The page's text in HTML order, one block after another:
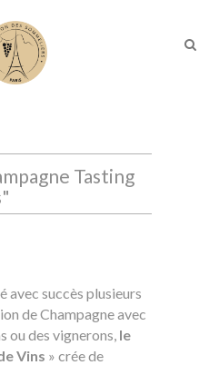
Tasting
avec succès plusieurs
de Champagne avec
ou des vignerons, le
Vins » crée de